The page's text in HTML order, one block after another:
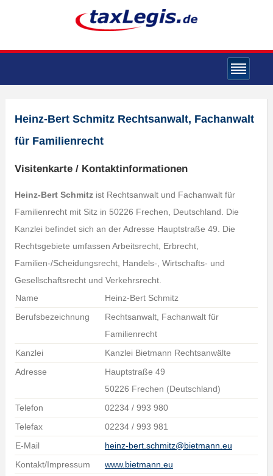
Heinz-Bert Schmitz Rechtsanwalt, Fachanwalt
für Familienrecht
Visitenkarte / Kontaktinformationen
Heinz-Bert Schmitzist Rechtsanwalt und Fachanwalt für
Familienrecht mit Sitz in 50226 Frechen, Deutschland. Die
Kanzlei befindet sich an der Adresse Hauptstraße 49. Die
Rechtsgebiete umfassen Arbeitsrecht, Erbrecht,
Familien-/Scheidungsrecht, Handels-, Wirtschafts- und
Gesellschaftsrecht und Verkehrsrecht.
Name
Heinz-Bert Schmitz
Berufsbezeichnung
Rechtsanwalt, Fachanwalt für
Familienrecht
Kanzlei
Kanzlei Bietmann Rechtsanwälte
Adresse
Hauptstraße 49
50226 Frechen (Deutschland)
Telefon
02234 / 993 980
Telefax
02234 / 993 981
E-Mail
heinz-bert.schmitz@bietmann.eu
Kontakt/Impressum
www.bietmann.eu